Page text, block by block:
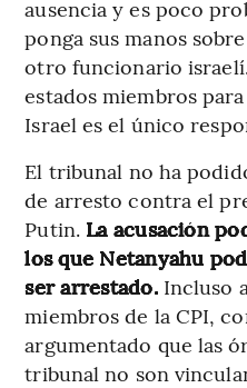
ausencia y es poco
ponga sus manos
otro funcionario
estados miembros
Israel es el único
El tribunal no ha
de arresto contra el
Putin. La acusación
los que Netanyahu
ser arrestado.Incluso
miembros de la CPI,
argumentado que las
tribunal no son